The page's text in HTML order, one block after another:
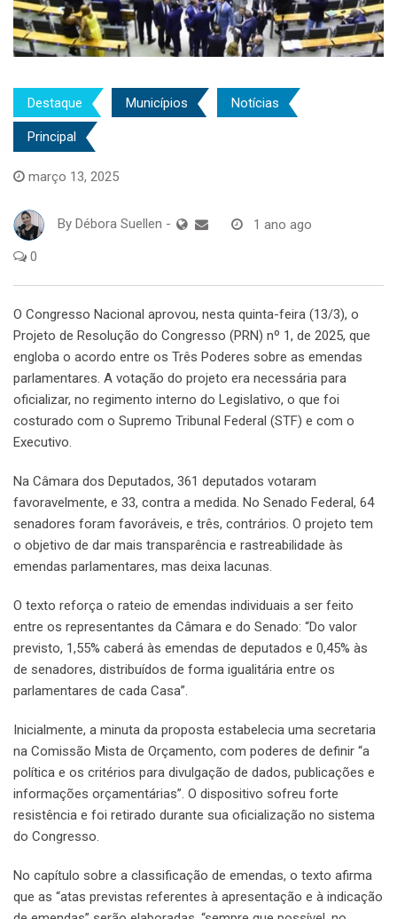
Destaque Municípios Notícias
Principal
março 13, 2025
By Débora Suellen - 1 ano ago
0
O Congresso Nacional aprovou, nesta quinta-feira (13/3), o
Projeto de Resolução do Congresso (PRN) nº 1, de 2025, que
engloba o acordo entre os Três Poderes sobre as emendas
parlamentares. A votação do projeto era necessária para
oficializar, no regimento interno do Legislativo, o que foi
costurado com o Supremo Tribunal Federal (STF) e com o
Executivo.
Na Câmara dos Deputados, 361 deputados votaram
favoravelmente, e 33, contra a medida. No Senado Federal, 64
senadores foram favoráveis, e três, contrários. O projeto tem
o objetivo de dar mais transparência e rastreabilidade às
emendas parlamentares, mas deixa lacunas.
O texto reforça o rateio de emendas individuais a ser feito
entre os representantes da Câmara e do Senado: “Do valor
previsto, 1,55% caberá às emendas de deputados e 0,45% às
de senadores, distribuídos de forma igualitária entre os
parlamentares de cada Casa”.
Inicialmente, a minuta da proposta estabelecia uma secretaria
na Comissão Mista de Orçamento, com poderes de definir “a
política e os critérios para divulgação de dados, publicações e
informações orçamentárias”. O dispositivo sofreu forte
resistência e foi retirado durante sua oficialização no sistema
do Congresso.
No capítulo sobre a classificação de emendas, o texto afirma
que as “atas previstas referentes à apresentação e à indicação